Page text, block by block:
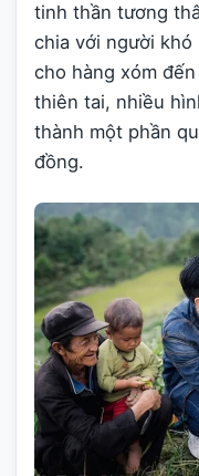
tinh thần tương
chia với người
cho hàng xóm
thiên tai, nhiều
thành một phần
đồng.